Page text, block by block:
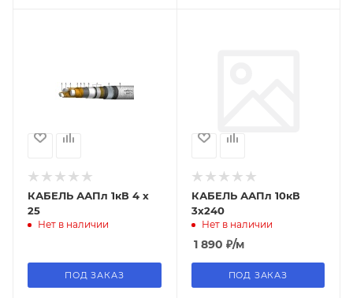
КАБЕЛЬ ААПл 1кВ 4 х
25
Нет в наличии
ПОД ЗАКАЗ
КАБЕЛЬ ААПл 10кВ
3х240
Нет в наличии
1 890 ₽/м
ПОД ЗАКАЗ